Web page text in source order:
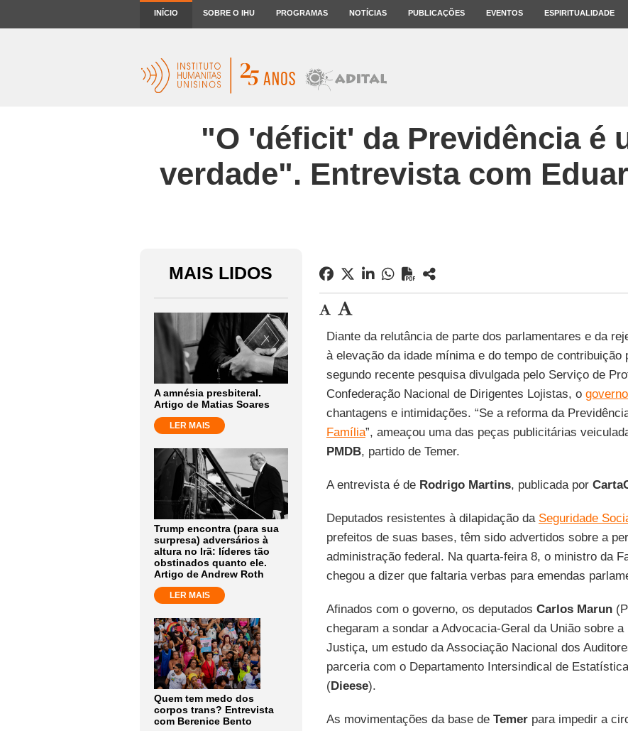
INÍCIO SOBRE O IHU PROGRAMAS NOTÍCIAS PUBLICAÇÕES EVENTOS ESPIRITUALIDADE
"O 'déficit' da Previdência é
verdade". Entrevista com
MAIS LIDOS
A amnésia presbiteral.
Artigo de Matias Soares
LER MAIS
Trump encontra (para sua
surpresa) adversários à
altura no Irã: líderes tão
obstinados quanto ele.
Artigo de Andrew Roth
LER MAIS
Quem tem medo dos
corpos trans? Entrevista
com Berenice Bento
Diante da relutância de parte dos parlamentares e da
à elevação da idade mínima e do tempo de contribuição
segundo recente pesquisa divulgada pelo Serviço de
Confederação Nacional de Dirigentes Lojistas, o
chantagens e intimidações. “Se a reforma da
Família”, ameaçou uma das peças publicitárias
PMDB, partido de Temer.
A entrevista é deRodrigo Martins, publicada por
Deputados resistentes à dilapidação da Seguridade
prefeitos de suas bases, têm sido advertidos sobre a
administração federal. Na quarta-feira 8, o ministro da
chegou a dizer que faltaria verbas para emendas
Afinados com o governo, os deputados Carlos Marun
chegaram a sondar a Advocacia-Geral da União sobre
Justiça, um estudo da Associação Nacional dos
parceria com o Departamento Intersindical de
(Dieese).
As movimentações da base de Temerpara impedir a